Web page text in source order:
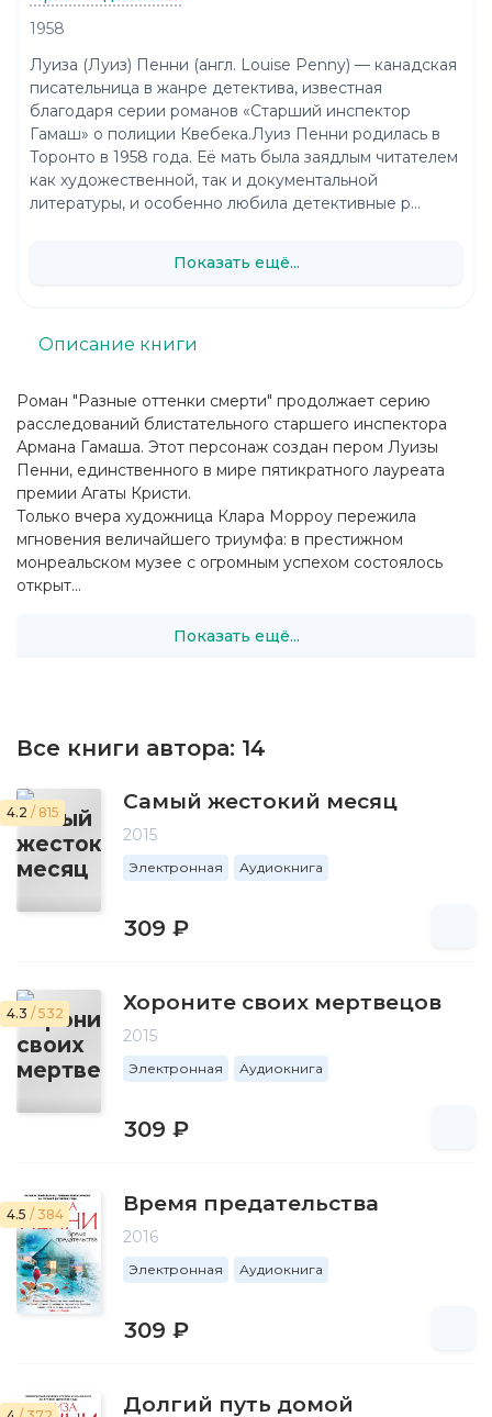
Роман "Разные оттенки смерти" продолжает серию
расследований блистательного старшего инспектора
Армана Гамаша. Этот персонаж создан пером Луизы
Пенни, единственного в мире пятикратного лауреата
премии Агаты Кристи.
Только вчера художница Клара Морроу пережила
мгновения величайшего триумфа: в престижном
монреальском музее с огромным успехом состоялось
открыт...
Показать ещё...
Описание книги
Все книги автора: 14
4.2 / 815 Самый жестокий месяц
2015
Электронная Аудиокнига
309 ₽
4.3 / 532 Хороните своих мертвецов
2015
Электронная Аудиокнига
309 ₽
4.5 / 384 Время предательства
2016
Электронная Аудиокнига
309 ₽
Долгий путь домой
1958
Луиза (Луиз) Пенни (англ. Louise Penny) — канадская
писательница в жанре детектива, известная
благодаря серии романов «Старший инспектор
Гамаш» о полиции Квебека.Луиз Пенни родилась в
Торонто в 1958 года. Её мать была заядлым читателем
как художественной, так и документальной
литературы, и особенно любила детективные р...
Показать ещё...